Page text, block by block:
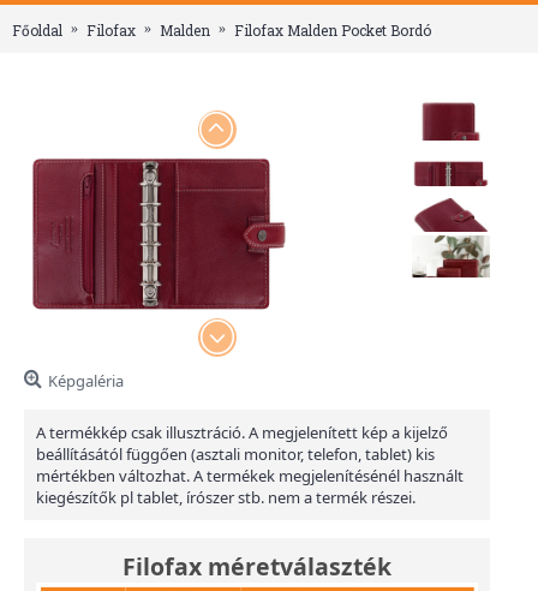
Főoldal Filofax Malden Filofax Malden Pocket Bordó
Képgaléria
A termékkép csak illusztráció. A megjelenített kép a kijelző
beállításától függően (asztali monitor, telefon, tablet) kis
mértékben változhat. A termékek megjelenítésénél használt
kiegészítők pl tablet, írószer stb. nem a termék részei.
Filofax méretválaszték